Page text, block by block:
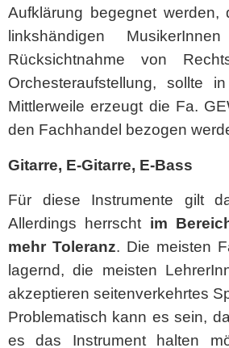
Aufklärung begegnet
linkshändigen
Rücksichtnahme von
Orchesteraufstellung, sollte
Mittlerweile erzeugt die Fa.
den Fachhandel bezogen
Gitarre, E-Gitarre, E-Bass
Für diese Instrumente gilt
Allerdings herrscht im
mehr Toleranz. Die meisten
lagernd, die meisten
akzeptieren seitenverkehrtes
Problematisch kann es sein,
es das Instrument halten